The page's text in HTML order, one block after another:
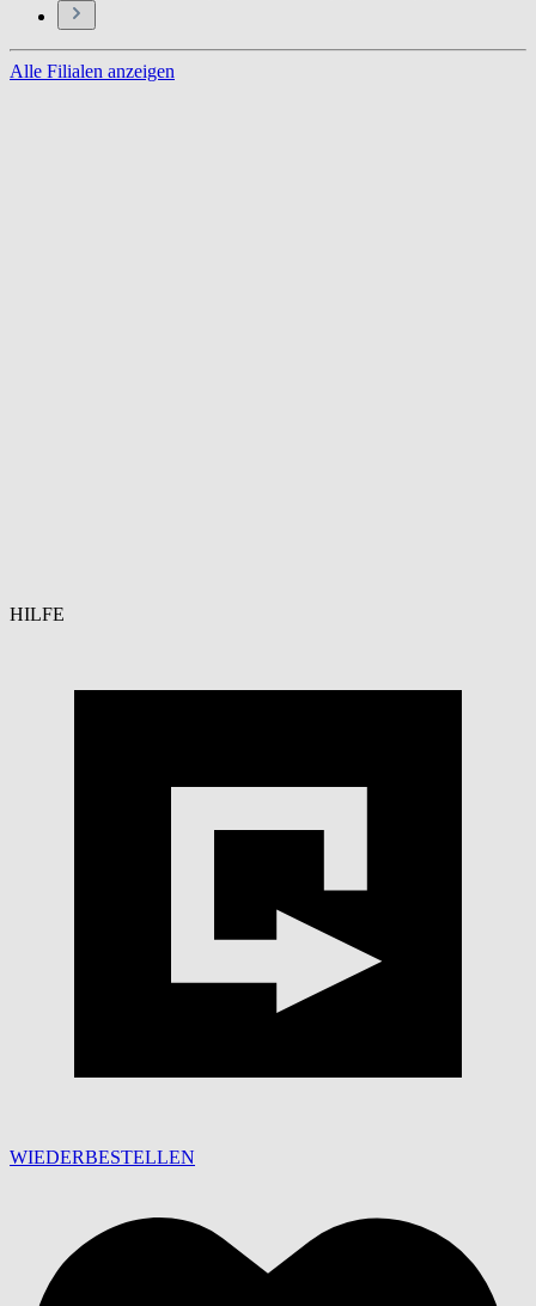
Alle Filialen anzeigen
HILFE
WIEDERBESTELLEN